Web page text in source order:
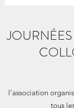
l'association
tous